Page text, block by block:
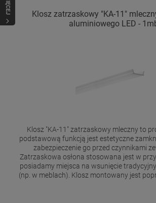
WIĘCEJ
Klosz zatrzaskowy "KA-11"
aluminiowego LED -
Klosz "KA-11" zatrzaskowy mleczny to
podstawową funkcją jest estetyczne
zabezpieczenie go przed czynnikami
Zatrzaskowa osłona stosowana jest w
posiadamy miejsca na wsunięcie
(np. w meblach). Klosz montowany jest